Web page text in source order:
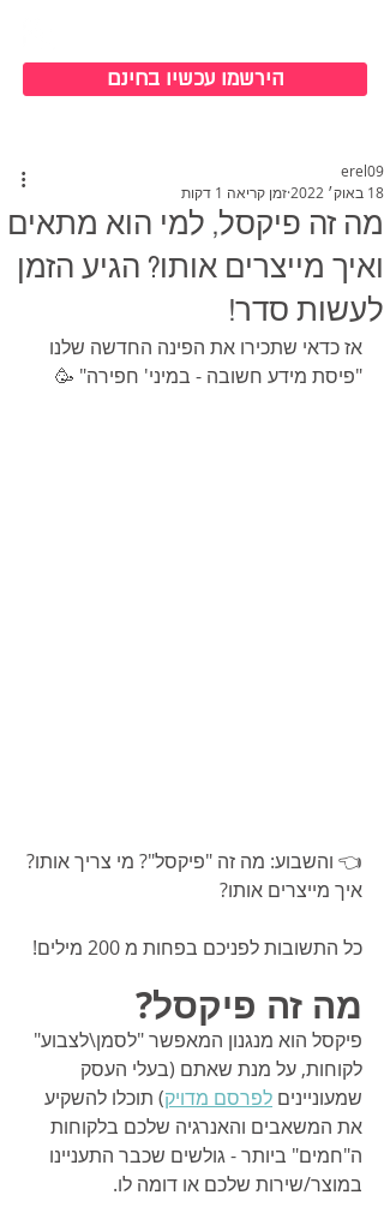
הירשמו עכשיו בחינם
מה זה פיקסל, למי הוא מתאים
ואיך מייצרים אותו? הגיע הזמן
לעשות סדר!
erel09
18 באוק׳ 2022
זמן קריאה 1 דקות
אז כדאי שתכירו את הפינה החדשה שלנו
"פיסת מידע חשובה - במיני' חפירה" 🥳
👈 והשבוע: מה זה "פיקסל"? מי צריך אותו?
איך מייצרים אותו?
כל התשובות לפניכם בפחות מ 200 מילים!
מה זה פיקסל?
פיקסל הוא מנגנון המאפשר "לסמן\לצבוע"
לקוחות, על מנת שאתם (בעלי העסק
שמעוניינים לפרסם מדויק) תוכלו להשקיע
את המשאבים והאנרגיה שלכם בלקוחות
ה"חמים" ביותר - גולשים שכבר התעניינו
במוצר/שירות שלכם או דומה לו.